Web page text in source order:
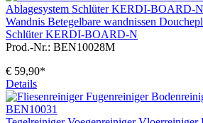
Wandnis Betegelbare wandnissen
Schlüter KERDI-BOARD-N
Prod.-Nr.: BEN10028M
€ 59,90*
Details